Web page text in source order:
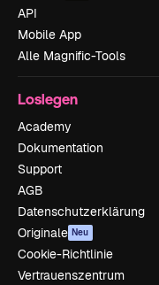
API
Mobile App
Alle Magnific-Tools
Loslegen
Academy
Dokumentation
Support
AGB
Datenschutzerklärung
Originale Neu
Cookie-Richtlinie
Vertrauenszentrum